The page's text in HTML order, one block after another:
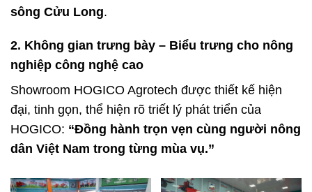
sông Cửu Long.
2. Không gian trưng bày – Biểu trưng cho nông
nghiệp công nghệ cao
Showroom HOGICO Agrotech được thiết kế hiện
đại, tinh gọn, thể hiện rõ triết lý phát triển của
HOGICO: “Đồng hành trọn vẹn cùng người nông
dân Việt Nam trong từng mùa vụ.”